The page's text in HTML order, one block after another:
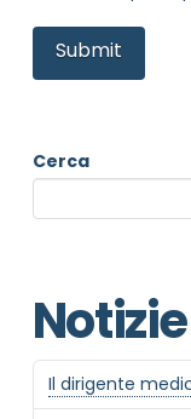
Cerca
Il dirigente